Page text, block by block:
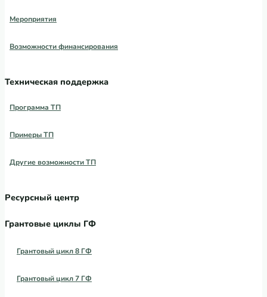
Мероприятия
Возможности финансирования
Техническая поддержка
Программа ТП
Примеры ТП
Другие возможности ТП
Ресурсный центр
Грантовые циклы ГФ
Грантовый цикл 8 ГФ
Грантовый цикл 7 ГФ